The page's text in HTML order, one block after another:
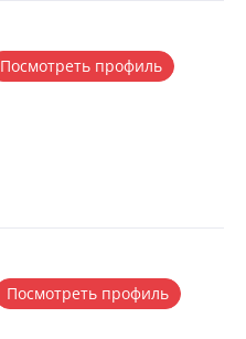
Посмотреть профиль
Посмотреть профиль